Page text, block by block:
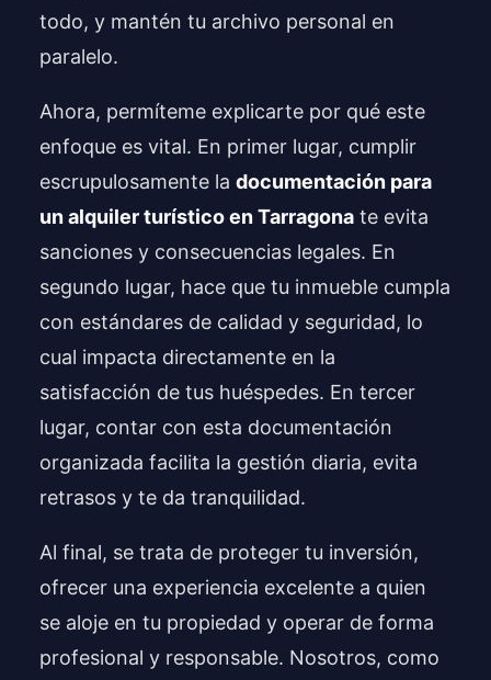
todo, y mantén tu archivo personal en
paralelo.
Ahora, permíteme explicarte por qué este
enfoque es vital. En primer lugar, cumplir
escrupulosamente la documentación para
un alquiler turístico en Tarragona te evita
sanciones y consecuencias legales. En
segundo lugar, hace que tu inmueble cumpla
con estándares de calidad y seguridad, lo
cual impacta directamente en la
satisfacción de tus huéspedes. En tercer
lugar, contar con esta documentación
organizada facilita la gestión diaria, evita
retrasos y te da tranquilidad.
Al final, se trata de proteger tu inversión,
ofrecer una experiencia excelente a quien
se aloje en tu propiedad y operar de forma
profesional y responsable. Nosotros, como